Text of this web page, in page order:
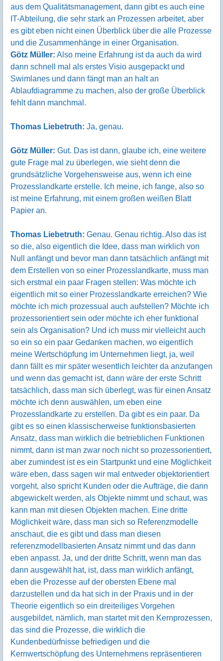
aus dem Qualitätsmanagement, dann gibt es auch eine
IT-Abteilung, die sehr stark an Prozessen arbeitet, aber
es gibt eben nicht einen Überblick über die alle Prozesse
und die Zusammenhänge in einer Organisation.
Götz Müller: Also meine Erfahrung ist da auch da wird
dann schnell mal als erstes Visio ausgepackt und
Swimlanes und dann fängt man an halt an
Ablaufdiagramme zu machen, also der große Überblick
fehlt dann manchmal.
Thomas Liebetruth: Ja, genau.
Götz Müller: Gut. Das ist dann, glaube ich, eine weitere
gute Frage mal zu überlegen, wie sieht denn die
grundsätzliche Vorgehensweise aus, wenn ich eine
Prozesslandkarte erstelle. Ich meine, ich fange, also so
ist meine Erfahrung, mit einem großen weißen Blatt
Papier an.
Thomas Liebetruth: Genau. Genau richtig. Also das ist
so die, also eigentlich die Idee, dass man wirklich von
Null anfängt und bevor man dann tatsächlich anfängt mit
dem Erstellen von so einer Prozesslandkarte, muss man
sich erstmal ein paar Fragen stellen: Was möchte ich
eigentlich mit so einer Prozesslandkarte erreichen? Wie
möchte ich mich prozessual auch aufstellen? Möchte ich
prozessorientiert sein oder möchte ich eher funktional
sein als Organisation? Und ich muss mir vielleicht auch
so ein so ein paar Gedanken machen, wo eigentlich
meine Wertschöpfung im Unternehmen liegt, ja, weil
dann fällt es mir später wesentlich leichter da anzufangen
und wenn das gemacht ist, dann wäre der erste Schritt
tatsächlich, dass man sich überlegt, was für einen Ansatz
möchte ich denn auswählen, um eben eine
Prozesslandkarte zu erstellen. Da gibt es ein paar. Da
gibt es so einen klassischerweise funktionsbasierten
Ansatz, dass man wirklich die betrieblichen Funktionen
nimmt, dann ist man zwar noch nicht so prozessorientiert,
aber zumindest ist es ein Startpunkt und eine Möglichkeit
wäre eben, dass sagen wir mal entweder objektorientiert
vorgeht, also spricht Kunden oder die Aufträge, die dann
abgewickelt werden, als Objekte nimmt und schaut, was
kann man mit diesen Objekten machen. Eine dritte
Möglichkeit wäre, dass man sich so Referenzmodelle
anschaut, die es gibt und dass man diesen
referenzmodellbasierten Ansatz nimmt und das dann
eben anpasst. Ja, und der dritte Schritt, wenn man das
dann ausgewählt hat, ist, dass man wirklich anfängt,
eben die Prozesse auf der obersten Ebene mal
darzustellen und da hat sich in der Praxis und in der
Theorie eigentlich so ein dreiteiliges Vorgehen
ausgebildet, nämlich, man startet mit den Kernprozessen,
das sind die Prozesse, die wirklich die
Kundenbedürfnisse befriedigen und die
Kernwertschöpfung des Unternehmens repräsentieren